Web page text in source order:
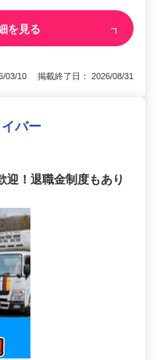
を見る
03/10 掲載終了日： 2026/08/31
バー
迎！退職金制度もあり